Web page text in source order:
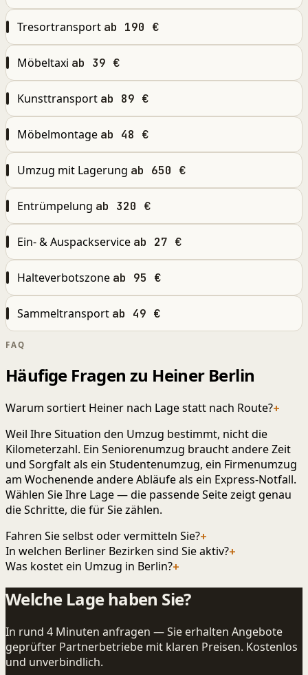
Tresortransport ab 190 €
Möbeltaxi ab 39 €
Kunsttransport ab 89 €
Möbelmontage ab 48 €
Umzug mit Lagerung ab 650 €
Entrümpelung ab 320 €
Ein- & Auspackservice ab 27 €
Halteverbotszone ab 95 €
Sammeltransport ab 49 €
FAQ
Häufige Fragen zu Heiner Berlin
Warum sortiert Heiner nach Lage statt nach Route?+
Weil Ihre Situation den Umzug bestimmt, nicht die
Kilometerzahl. Ein Seniorenumzug braucht andere Zeit
und Sorgfalt als ein Studentenumzug, ein Firmenumzug
am Wochenende andere Abläufe als ein Express-Notfall.
Wählen Sie Ihre Lage — die passende Seite zeigt genau
die Schritte, die für Sie zählen.
Fahren Sie selbst oder vermitteln Sie?+
In welchen Berliner Bezirken sind Sie aktiv?+
Was kostet ein Umzug in Berlin?+
Welche Lage haben Sie?
In rund 4 Minuten anfragen — Sie erhalten Angebote
geprüfter Partnerbetriebe mit klaren Preisen. Kostenlos
und unverbindlich.